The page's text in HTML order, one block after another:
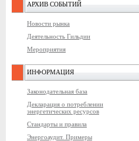
АРХИВ СОБЫТИЙ
Новости рынка
Деятельность Гильдии
Мероприятия
ИНФОРМАЦИЯ
Законодательная база
Декларация о потреблении
энергетических ресурсов
Стандарты и правила
Энергоаудит. Примеры